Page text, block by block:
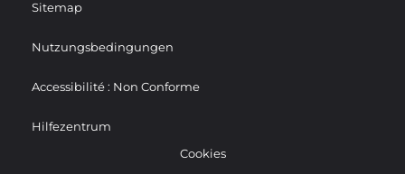
Sitemap
Nutzungsbedingungen
Accessibilité : Non Conforme
Hilfezentrum
Cookies